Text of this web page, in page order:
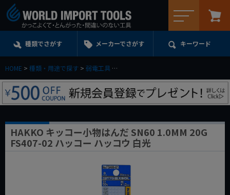
種類でさがす メーカーでさがす キーワード
HOME 種類・用途で探す 弱電工具
HAKKO キッコー小物はんだ SN60 1.0MM 20G
FS407-02 ハッコー ハッコウ 白光